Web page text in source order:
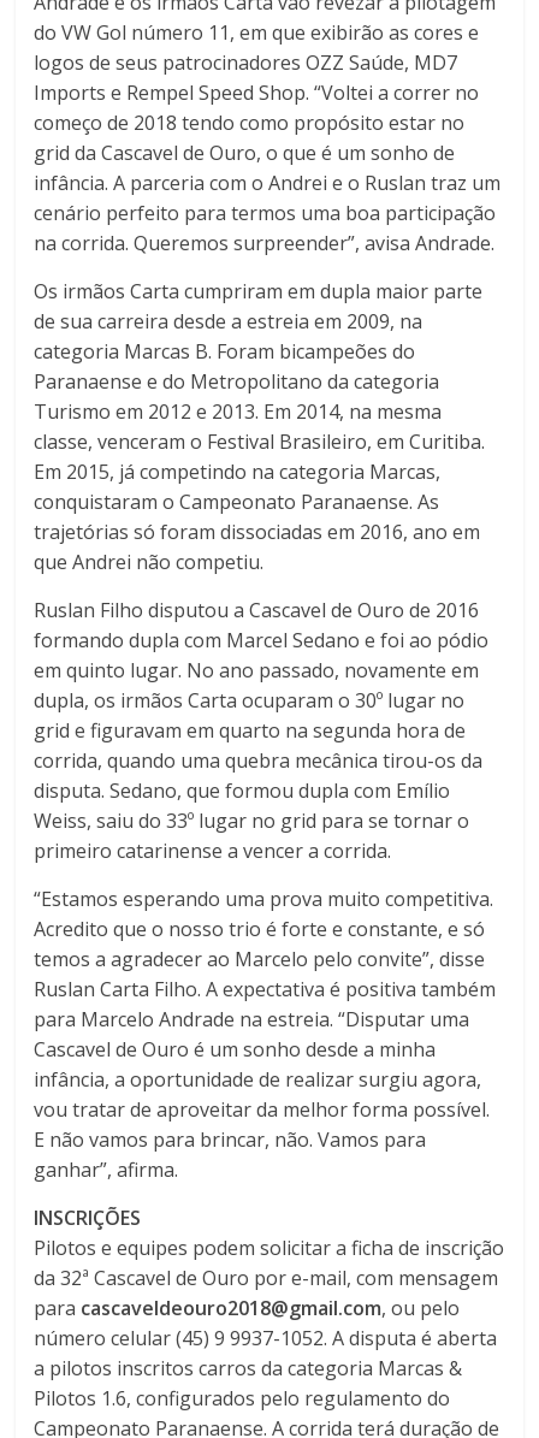
do VW Gol número 11, em que exibirão as cores e
logos de seus patrocinadores OZZ Saúde, MD7
Imports e Rempel Speed Shop. “Voltei a correr no
começo de 2018 tendo como propósito estar no
grid da Cascavel de Ouro, o que é um sonho de
infância. A parceria com o Andrei e o Ruslan traz um
cenário perfeito para termos uma boa participação
na corrida. Queremos surpreender”, avisa Andrade.
Os irmãos Carta cumpriram em dupla maior parte
de sua carreira desde a estreia em 2009, na
categoria Marcas B. Foram bicampeões do
Paranaense e do Metropolitano da categoria
Turismo em 2012 e 2013. Em 2014, na mesma
classe, venceram o Festival Brasileiro, em Curitiba.
Em 2015, já competindo na categoria Marcas,
conquistaram o Campeonato Paranaense. As
trajetórias só foram dissociadas em 2016, ano em
que Andrei não competiu.
Ruslan Filho disputou a Cascavel de Ouro de 2016
formando dupla com Marcel Sedano e foi ao pódio
em quinto lugar. No ano passado, novamente em
dupla, os irmãos Carta ocuparam o 30º lugar no
grid e figuravam em quarto na segunda hora de
corrida, quando uma quebra mecânica tirou-os da
disputa. Sedano, que formou dupla com Emílio
Weiss, saiu do 33º lugar no grid para se tornar o
primeiro catarinense a vencer a corrida.
“Estamos esperando uma prova muito competitiva.
Acredito que o nosso trio é forte e constante, e só
temos a agradecer ao Marcelo pelo convite”, disse
Ruslan Carta Filho. A expectativa é positiva também
para Marcelo Andrade na estreia. “Disputar uma
Cascavel de Ouro é um sonho desde a minha
infância, a oportunidade de realizar surgiu agora,
vou tratar de aproveitar da melhor forma possível.
E não vamos para brincar, não. Vamos para
ganhar”, afirma.
INSCRIÇÕES
Pilotos e equipes podem solicitar a ficha de inscrição
da 32ª Cascavel de Ouro por e-mail, com mensagem
para cascaveldeouro2018@gmail.com, ou pelo
número celular (45) 9 9937-1052. A disputa é aberta
a pilotos inscritos carros da categoria Marcas &
Pilotos 1.6, configurados pelo regulamento do
Campeonato Paranaense. A corrida terá duração de